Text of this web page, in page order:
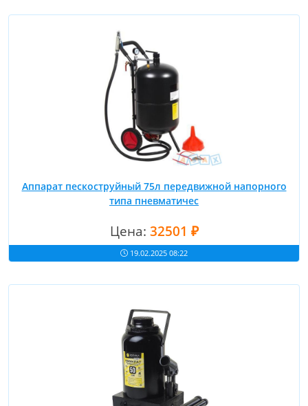
Аппарат пескоструйный 75л передвижной напорного
типа пневматичес
Цена: 32501 ₽
19.02.2025 08:22